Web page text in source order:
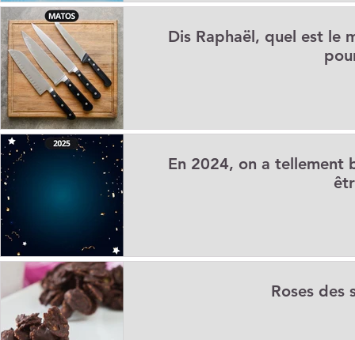
Dis Raphaël, quel est le
En 2024, on a tellement
Roses des